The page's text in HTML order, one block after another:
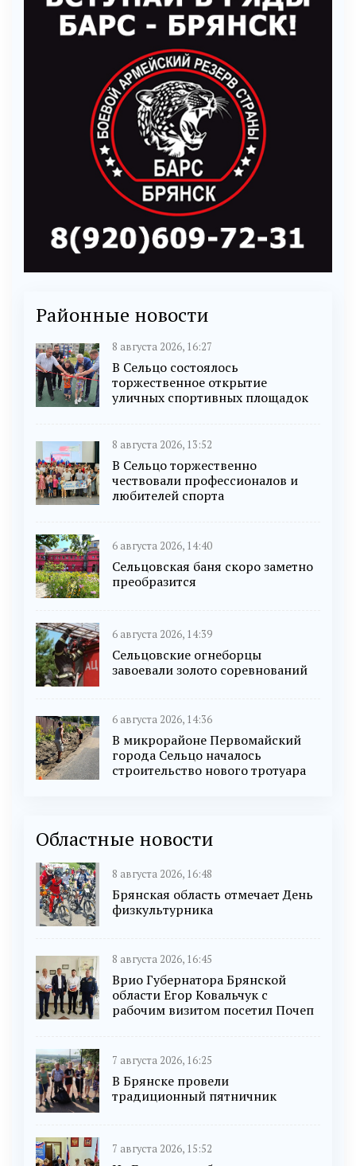
Районные новости
8 августа 2026, 16:27
В Сельцо состоялось
торжественное открытие
уличных спортивных площадок
8 августа 2026, 13:52
В Сельцо торжественно
чествовали профессионалов и
любителей спорта
6 августа 2026, 14:40
Сельцовская баня скоро заметно
преобразится
6 августа 2026, 14:39
Сельцовские огнеборцы
завоевали золото соревнований
6 августа 2026, 14:36
В микрорайоне Первомайский
города Сельцо началось
строительство нового тротуара
Областные новости
8 августа 2026, 16:48
Брянская область отмечает День
физкультурника
8 августа 2026, 16:45
Врио Губернатора Брянской
области Егор Ковальчук с
рабочим визитом посетил Почеп
7 августа 2026, 16:25
В Брянске провели
традиционный пятничник
7 августа 2026, 15:52